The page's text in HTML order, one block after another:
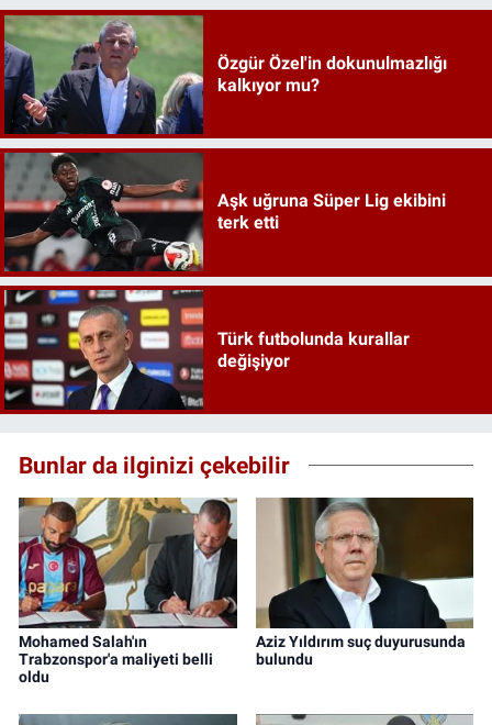
Özgür Özel'in dokunulmazlığı
kalkıyor mu?
Aşk uğruna Süper Lig ekibini
terk etti
Türk futbolunda kurallar
değişiyor
Bunlar da ilginizi çekebilir
Mohamed Salah'ın
Trabzonspor'a maliyeti belli
oldu
Aziz Yıldırım suç duyurusunda
bulundu